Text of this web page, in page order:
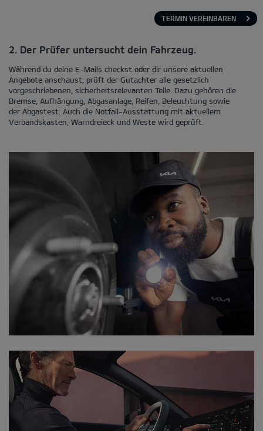
TERMIN VEREINBAREN
2. Der Prüfer untersucht dein Fahrzeug.
Während du deine E-Mails checkst oder dir unsere aktuellen
Angebote anschaust, prüft der Gutachter alle gesetzlich
vorgeschriebenen, sicherheitsrelevanten Teile. Dazu gehören die
Bremse, Aufhängung, Abgasanlage, Reifen, Beleuchtung sowie
der Abgastest. Auch die Notfall-Ausstattung mit aktuellem
Verbandskasten, Warndreieck und Weste wird geprüft.